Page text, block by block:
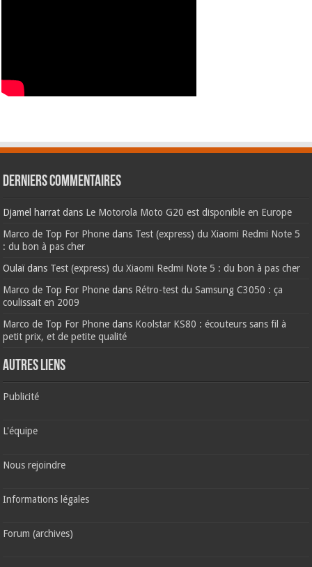
Derniers commentaires
Djamel harrat dans Le Motorola Moto G20 est disponible en Europe
Marco de Top For Phone dans Test (express) du Xiaomi Redmi Note 5
: du bon à pas cher
Oulaïdans Test (express) du Xiaomi Redmi Note 5 : du bon à pas cher
Marco de Top For Phone dans Rétro-test du Samsung C3050 : ça
coulissait en 2009
Marco de Top For Phone dans Koolstar KS80 : écouteurs sans fil à
petit prix, et de petite qualité
AUTRES LIENS
Publicité
L'équipe
Nous rejoindre
Informations légales
Forum (archives)